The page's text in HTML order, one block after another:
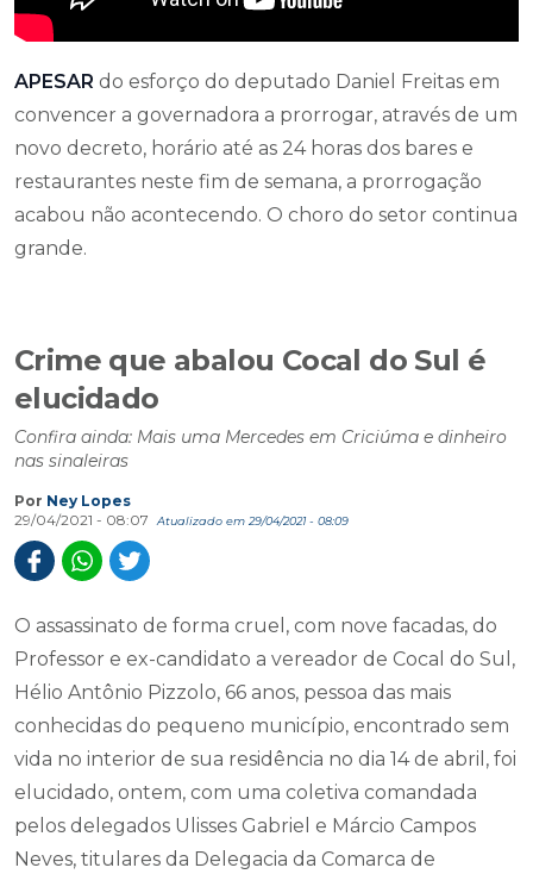
APESAR do esforço do deputado Daniel Freitas em
convencer a governadora a prorrogar, através de um
novo decreto, horário até as 24 horas dos bares e
restaurantes neste fim de semana, a prorrogação
acabou não acontecendo. O choro do setor continua
grande.
Crime que abalou Cocal do Sul é
elucidado
Confira ainda: Mais uma Mercedes em Criciúma e dinheiro
nas sinaleiras
Por Ney Lopes
29/04/2021 - 08:07
Atualizado em 29/04/2021 - 08:09
O assassinato de forma cruel, com nove facadas, do
Professor e ex-candidato a vereador de Cocal do Sul,
Hélio Antônio Pizzolo, 66 anos, pessoa das mais
conhecidas do pequeno município, encontrado sem
vida no interior de sua residência no dia 14 de abril, foi
elucidado, ontem, com uma coletiva comandada
pelos delegados Ulisses Gabriel e Márcio Campos
Neves, titulares da Delegacia da Comarca de